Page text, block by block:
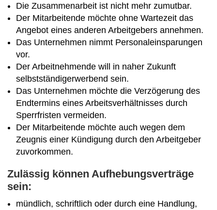
Die Zusammenarbeit ist nicht mehr zumutbar.
Der Mitarbeitende möchte ohne Wartezeit das
Angebot eines anderen Arbeitgebers annehmen.
Das Unternehmen nimmt Personaleinsparungen
vor.
Der Arbeitnehmende will in naher Zukunft
selbstständigerwerbend sein.
Das Unternehmen möchte die Verzögerung des
Endtermins eines Arbeitsverhältnisses durch
Sperrfristen vermeiden.
Der Mitarbeitende möchte auch wegen dem
Zeugnis einer Kündigung durch den Arbeitgeber
zuvorkommen.
Zulässig können Aufhebungsverträge
sein:
mündlich, schriftlich oder durch eine Handlung,